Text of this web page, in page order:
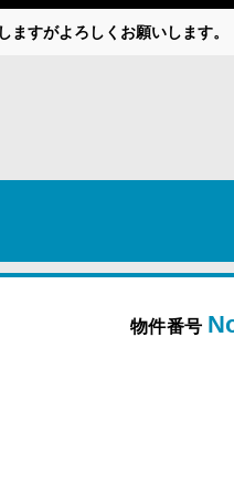
すがよろしくお願いします。
物件番号